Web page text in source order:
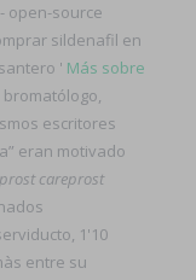
open-source
sildenafil en
' Más sobre
escritores
eran motivado
careprost
1'10
entre su